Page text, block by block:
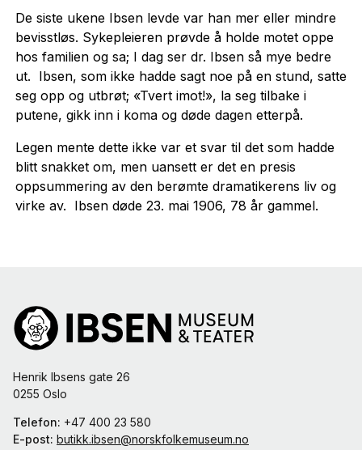
De siste ukene Ibsen levde var han mer eller mindre
bevisstløs. Sykepleieren prøvde å holde motet oppe
hos familien og sa; I dag ser dr. Ibsen så mye bedre
ut. Ibsen, som ikke hadde sagt noe på en stund, satte
seg opp og utbrøt; «Tvert imot!», la seg tilbake i
putene, gikk inn i koma og døde dagen etterpå.
Legen mente dette ikke var et svar til det som hadde
blitt snakket om, men uansett er det en presis
oppsummering av den berømte dramatikerens liv og
virke av. Ibsen døde 23. mai 1906, 78 år gammel.
Henrik Ibsens gate 26
0255 Oslo
Telefon: +47 400 23 580
E-post: butikk.ibsen@norskfolkemuseum.no